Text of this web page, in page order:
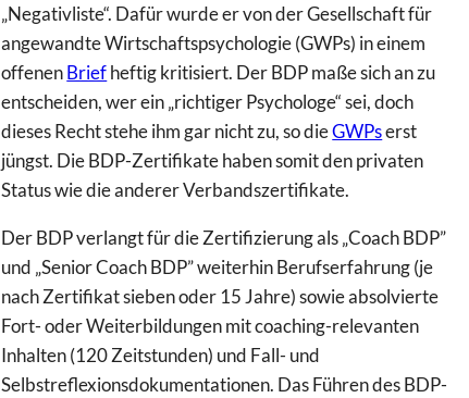
„Negativliste“. Dafür wurde er von der Gesellschaft für
angewandte Wirtschaftspsychologie (GWPs) in einem
offenenBriefheftig kritisiert. Der BDP maße sich an zu
entscheiden, wer ein „richtiger Psychologe“ sei, doch
dieses Recht stehe ihm gar nicht zu, so dieGWPserst
jüngst. Die BDP-Zertifikate haben somit den privaten
Status wie die anderer Verbandszertifikate.
Der BDP verlangt für die Zertifizierung als „Coach BDP”
und „Senior Coach BDP” weiterhin Berufserfahrung (je
nach Zertifikat sieben oder 15 Jahre) sowie absolvierte
Fort- oder Weiterbildungen mit coaching-relevanten
Inhalten (120 Zeitstunden) und Fall- und
Selbstreflexionsdokumentationen. Das Führen des BDP-